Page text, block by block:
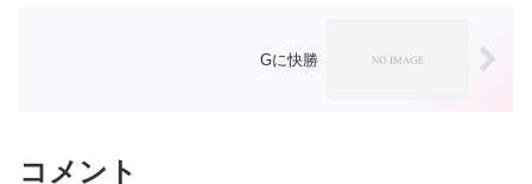
Gに快勝
コメント